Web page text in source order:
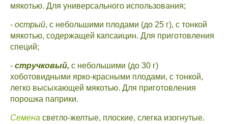
мякотью. Для универсального использования;
- острый, с небольшими плодами (до 25 г), с тонкой
мякотью, содержащей капсаицин. Для приготовления
специй;
- стручковый, с небольшими (до 30 г)
хоботовидными ярко-красными плодами, с тонкой,
легко высыхающей мякотью. Для приготовления
порошка паприки.
Семена светло-желтые, плоские, слегка изогнутые.